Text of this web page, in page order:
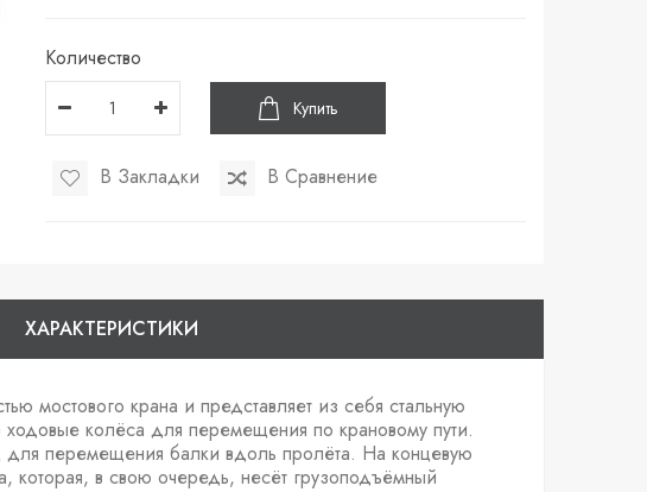
Количество
Купить
В Закладки В Сравнение
ХАРАКТЕРИСТИКИ
мостового крана и представляет из себя стальную
колёса для перемещения по крановому пути.
перемещения балки вдоль пролёта. На концевую
которая, в свою очередь, несёт грузоподъёмный